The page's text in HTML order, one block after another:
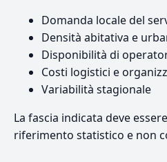
Domanda locale del
Densità abitativa e
Disponibilità di
Costi logistici e
Variabilità stagionale
La fascia indicata deve
riferimento statistico e non